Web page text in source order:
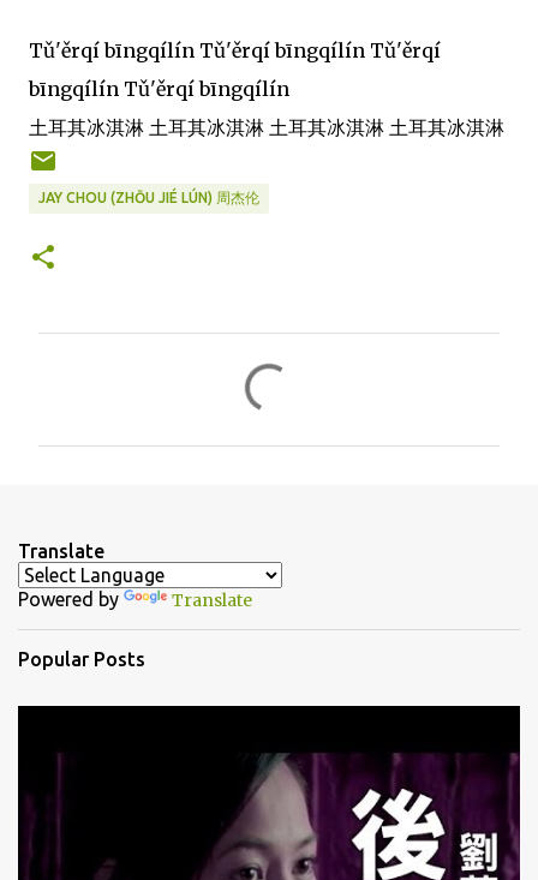
Tǔ'ěrqí bīngqílín Tǔ'ěrqí bīngqílín Tǔ'ěrqí
bīngqílín Tǔ'ěrqí bīngqílín
土耳其冰淇淋 土耳其冰淇淋 土耳其冰淇淋 土耳其冰淇淋
JAY CHOU (ZHŌU JIÉ LÚN) 周杰伦
t
s
Translate
Powered by Translate
Popular Posts